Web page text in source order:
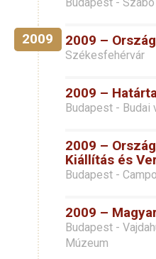
2009 2009 –
Székesfehérvár
2009 –
Budapest - Budai
2009 –
Kiállítás és
Budapest -
2009 –
Budapest -
Múzeum